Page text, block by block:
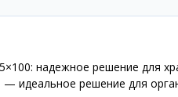
надежное решение для
решение для